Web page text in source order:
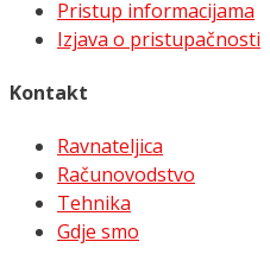
Pristup informacijama
Izjava o pristupačnosti
Kontakt
Ravnateljica
Računovodstvo
Tehnika
Gdje smo